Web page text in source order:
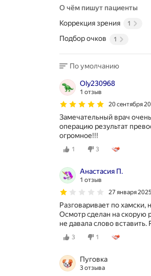
О чём пишут пациенты
Коррекция зрения
1
Подбор очков 1
По умолчанию
Oly230968
1 отзыв
20 сентября
Замечательный врач
операцию результат
огромное!!!
1 3
Анастасия П.
1 отзыв
27 января 2025
Разговаривает по
Осмотр сделан на скорую
не давала слово
3 1
Пуговка
3 отзыва